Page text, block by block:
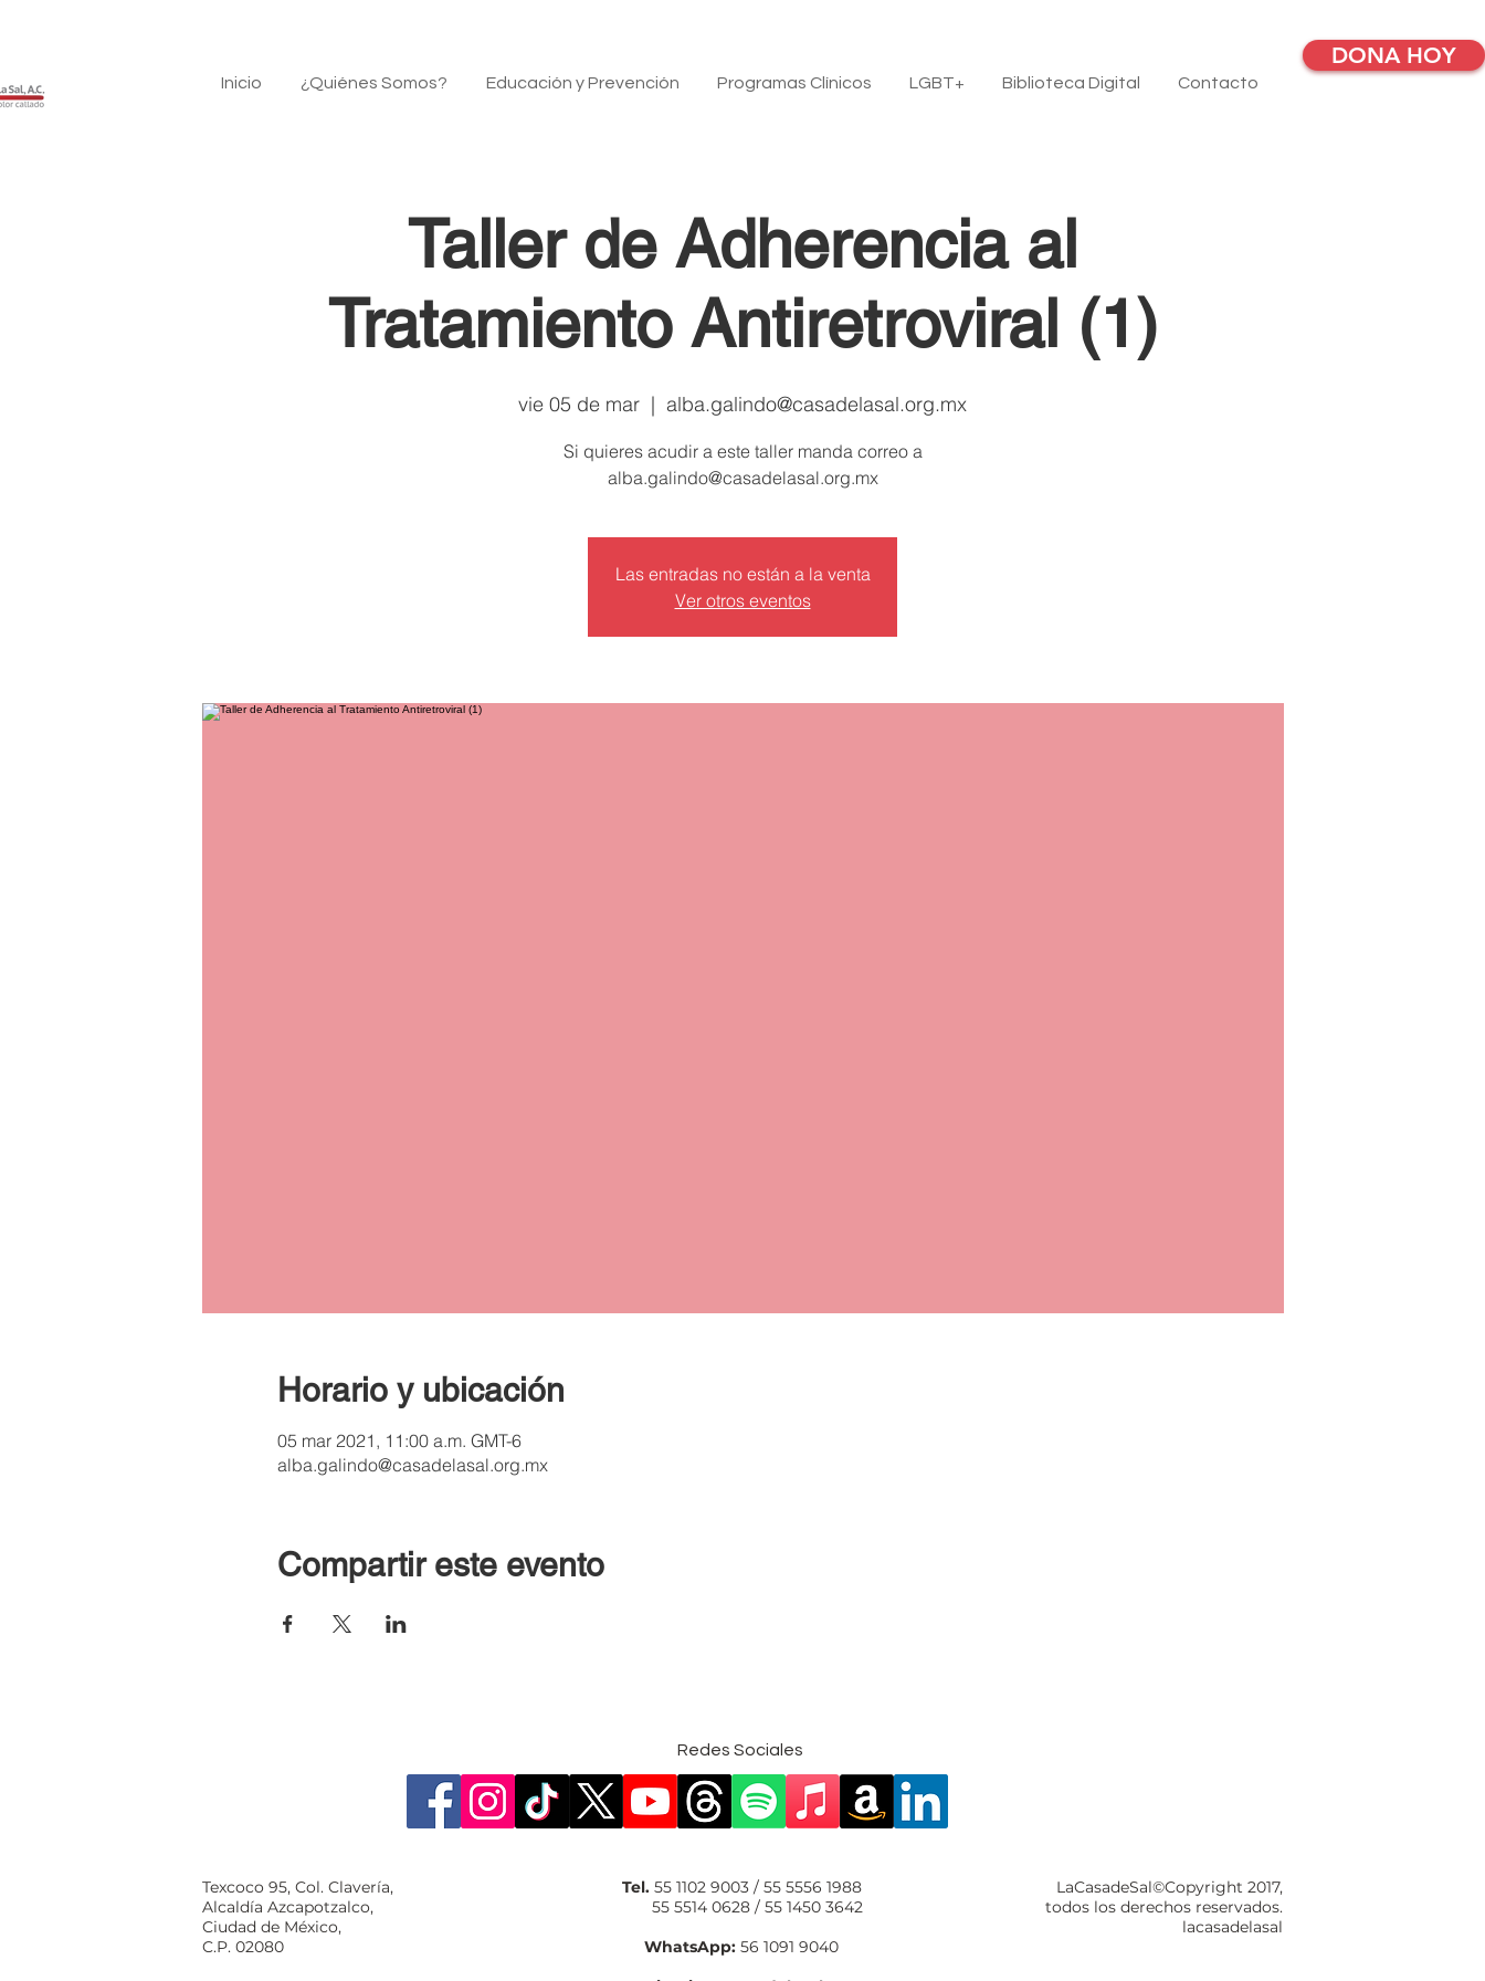
Inicio ¿Quiénes Somos? Educación y Prevención Programas Clínicos LGBT+ Biblioteca Digital Contacto
DONA HOY
Taller de Adherencia al
Tratamiento Antiretroviral (1)
vie 05 de mar
  |
alba.galindo@casadelasal.org.mx
Si quieres acudir a este taller manda correo a
alba.galindo@casadelasal.org.mx
Las entradas no están a la venta
Ver otros eventos
Horario y ubicación
05 mar 2021, 11:00 a.m. GMT-6
alba.galindo@casadelasal.org.mx
Compartir este evento
Redes Sociales
Texcoco 95, Col. Clavería,
Alcaldía Azcapotzalco,
Ciudad de México,
C.P. 02080
Tel.55 1102 9003 / 55 5556 1988
55 5514 0628 / 55 1450 3642
WhatsApp: 56 1091 9040
LaCasadeSal©Copyright 2017,
todos los derechos reservados.
lacasadelasal